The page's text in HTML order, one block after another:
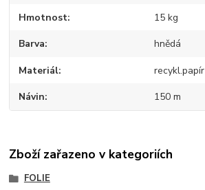
Hmotnost 15 kg
Barva hnědá
Materiál recykl.papír
Návin 150 m
Zboží zařazeno v kategoriích
FOLIE